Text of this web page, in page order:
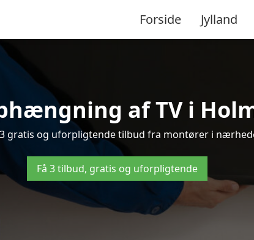
Forside Jylland
af TV i
gratis og uforpligtende tilbud fra montører i
Få 3 tilbud, gratis og uforpligtende